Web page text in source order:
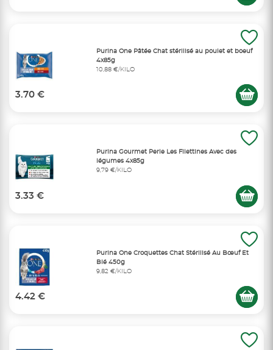
Purina One Pâtée Chat stérilisé au poulet et boeuf
4x85g
10,88 €/KILO
3.70 €
Purina Gourmet Perle Les Filettines Avec des
légumes 4x85g
9,79 €/KILO
3.33 €
Purina One Croquettes Chat Stérilisé Au Bœuf Et
Blé 450g
9,82 €/KILO
4.42 €